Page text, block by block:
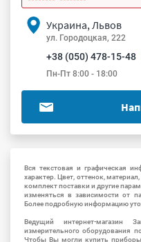
Украина, Львов
ул. Городоцкая, 222
+38 (050) 478-15-48
Пн-Пт 8:00 - 18:00
Вся текстовая и графическая
характер. Цвет, оттенок,
комплект поставки и другие
изменяться в зависимости от
Более подробную информацию
Ведущий интернет-
измерительного оборудования
Чтобы Вы могли купить